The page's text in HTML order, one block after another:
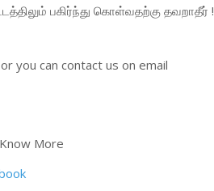
பகிர்ந்து கொள்வதற்கு தவறாதீர் !
you can contact us on email
More